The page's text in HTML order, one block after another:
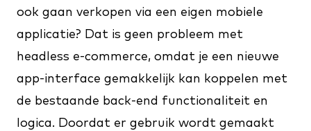
ook gaan verkopen via een eigen mobiele
applicatie? Dat is geen probleem met
headless e-commerce, omdat je een nieuwe
app-interface gemakkelijk kan koppelen met
de bestaande back-end functionaliteit en
logica. Doordat er gebruik wordt gemaakt